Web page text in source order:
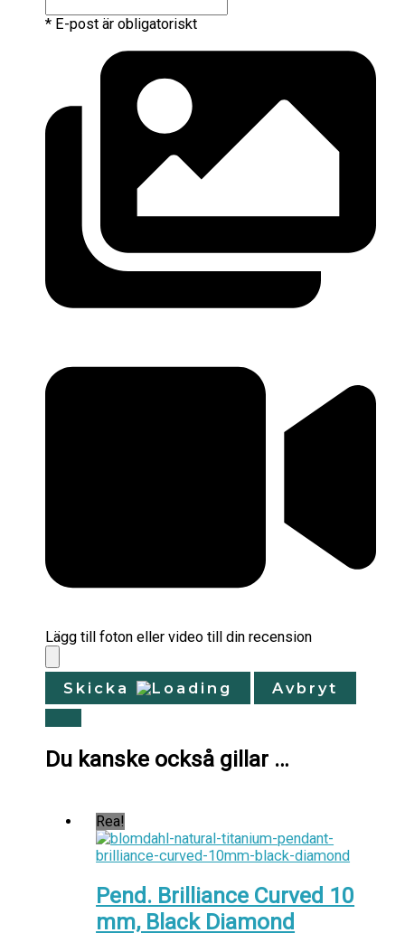
* E-post är obligatoriskt
Lägg till foton eller video till din recension
Skicka Avbryt
Du kanske också gillar …
Rea!
Pend. Brilliance Curved 10
mm, Black Diamond